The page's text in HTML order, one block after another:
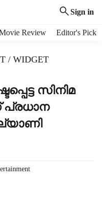
Sign in
Review Editor's Pick
/ WIDGET
സിനിമ
പ്രധാന